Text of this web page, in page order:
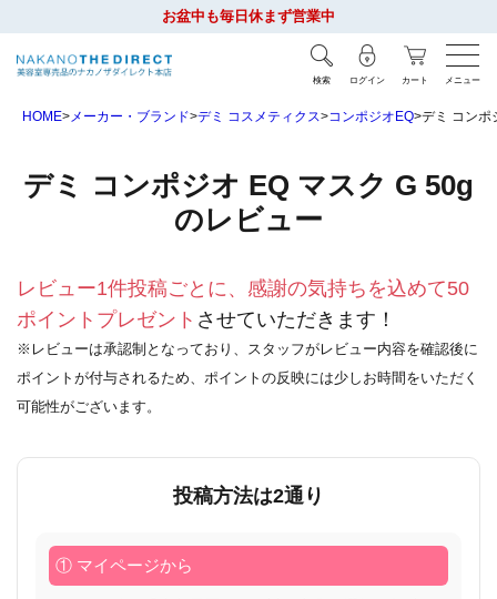
お盆中も毎日休まず営業中
検索 ログイン カート メニュー
HOME メーカー・ブランド デミ コスメティクス コンポジオEQ デミ コンポ
デミ コンポジオ EQ マスク G 50g
のレビュー
レビュー1件投稿ごとに、感謝の気持ちを込めて50
ポイントプレゼント させていただきます！
※レビューは承認制となっており、スタッフがレビュー内容を確認後に
ポイントが付与されるため、ポイントの反映には少しお時間をいただく
可能性がございます。
投稿方法は2通り
① マイページから